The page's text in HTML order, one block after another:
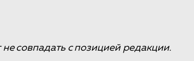
совпадать с позицией редакции.